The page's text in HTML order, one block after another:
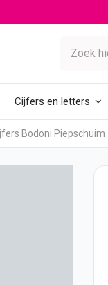
Cijfers en letters
Bodoni Piepschuim